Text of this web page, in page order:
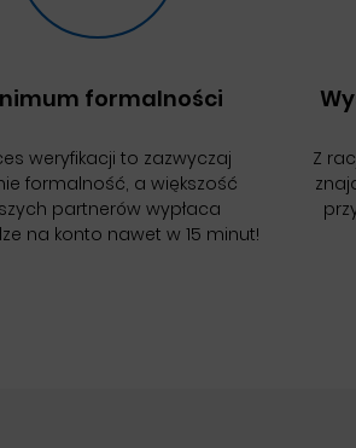
formalności
weryfikacji to zazwyczaj
formalność, a większość
partnerów wypłaca
na konto nawet w 15 minut!
Z